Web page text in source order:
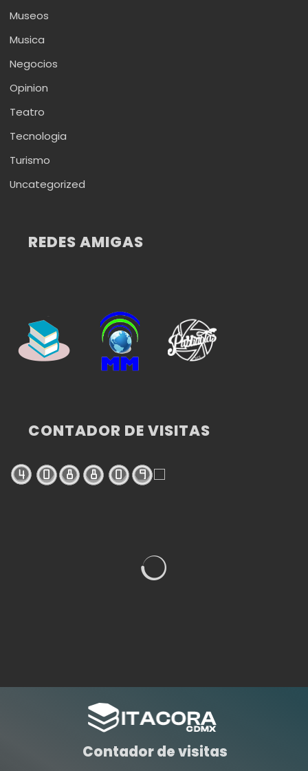
Museos
Musica
Negocios
Opinion
Teatro
Tecnologia
Turismo
Uncategorized
REDES AMIGAS
CONTADOR DE VISITAS
Contador de visitas